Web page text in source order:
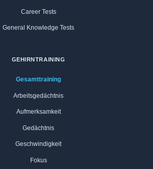
Career Tests
General Knowledge Tests
GEHIRNTRAINING
Gesamttraining
Arbeitsgedächtnis
Aufmerksamkeit
Gedächtnis
Geschwindigkeit
Fokus